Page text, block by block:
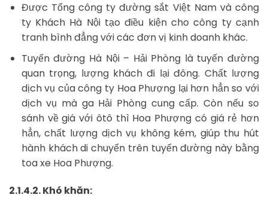
Được Tổng công ty đường sắt Việt Nam và công
ty Khách Hà Nội tạo điều kiện cho công ty cạnh
tranh bình đẳng với các đơn vị kinh doanh khác.
Tuyến đường Hà Nội – Hải Phòng là tuyến đường
quan trọng, lượng khách đi lại đông. Chất lượng
dịch vụ của công ty Hoa Phượng lại hơn hẳn so với
dịch vụ mà ga Hải Phòng cung cấp. Còn nếu so
sánh về giá với ôtô thì Hoa Phượng có giá rẻ hơn
hẳn, chất lượng dịch vụ không kém, giúp thu hút
hành khách di chuyển trên tuyến đường này bằng
toa xe Hoa Phượng.
2.1.4.2. Khó khăn: